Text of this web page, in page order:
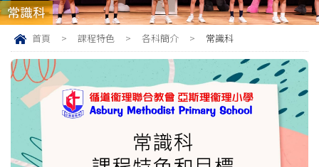
常識科
首頁 > 課程特色 > 各科簡介 > 常識科